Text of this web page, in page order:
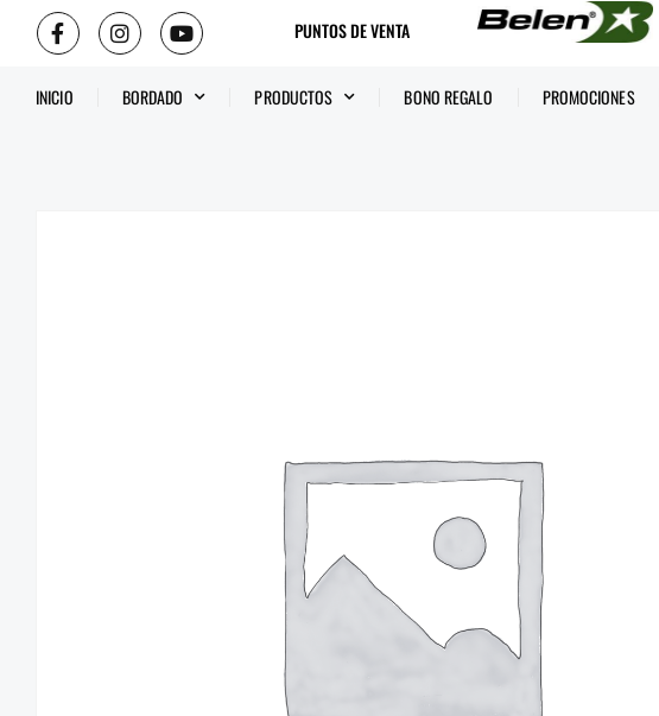
PUNTOS DE VENTA
INICIO BORDADO PRODUCTOS BONO REGALO PROMOCIONES